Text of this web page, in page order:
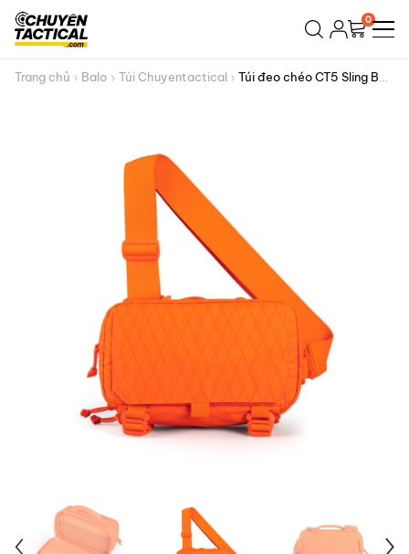
Bỏ
qua
dung
0
Trang chủ Balo Túi Chuyentactical
Túi đeo chéo CT5 Sling Bag